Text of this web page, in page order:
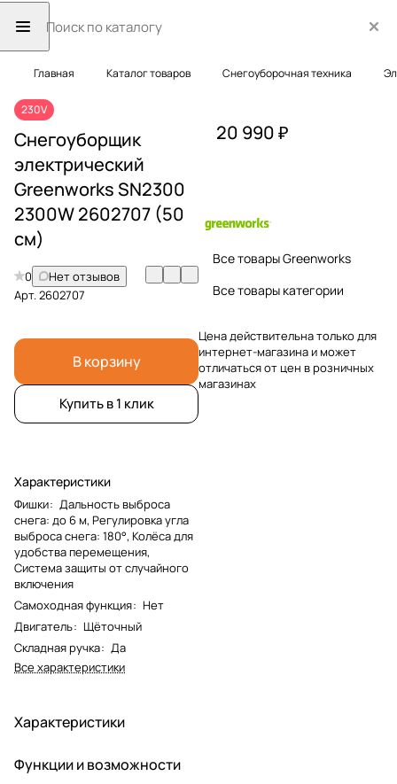
Главная Каталог товаров Снегоуборочная техника
230V
Снегоуборщик
электрический
Greenworks SN2300
2300W 2602707 (50
см)
0
Нет отзывов
Арт.2602707
В корзину
Купить в 1 клик
Характеристики
Фишки: Дальность выброса
снега: до 6 м, Регулировка угла
выброса снега: 180°, Колёса для
удобства перемещения,
Система защиты от случайного
включения
Самоходная функция: Нет
Двигатель: Щёточный
Складная ручка: Да
Все характеристики
20 990 ₽
Все товары Greenworks
Все товары категории
Цена действительна только для
интернет-магазина и может
отличаться от цен в розничных
магазинах
Характеристики
Функции и возможности